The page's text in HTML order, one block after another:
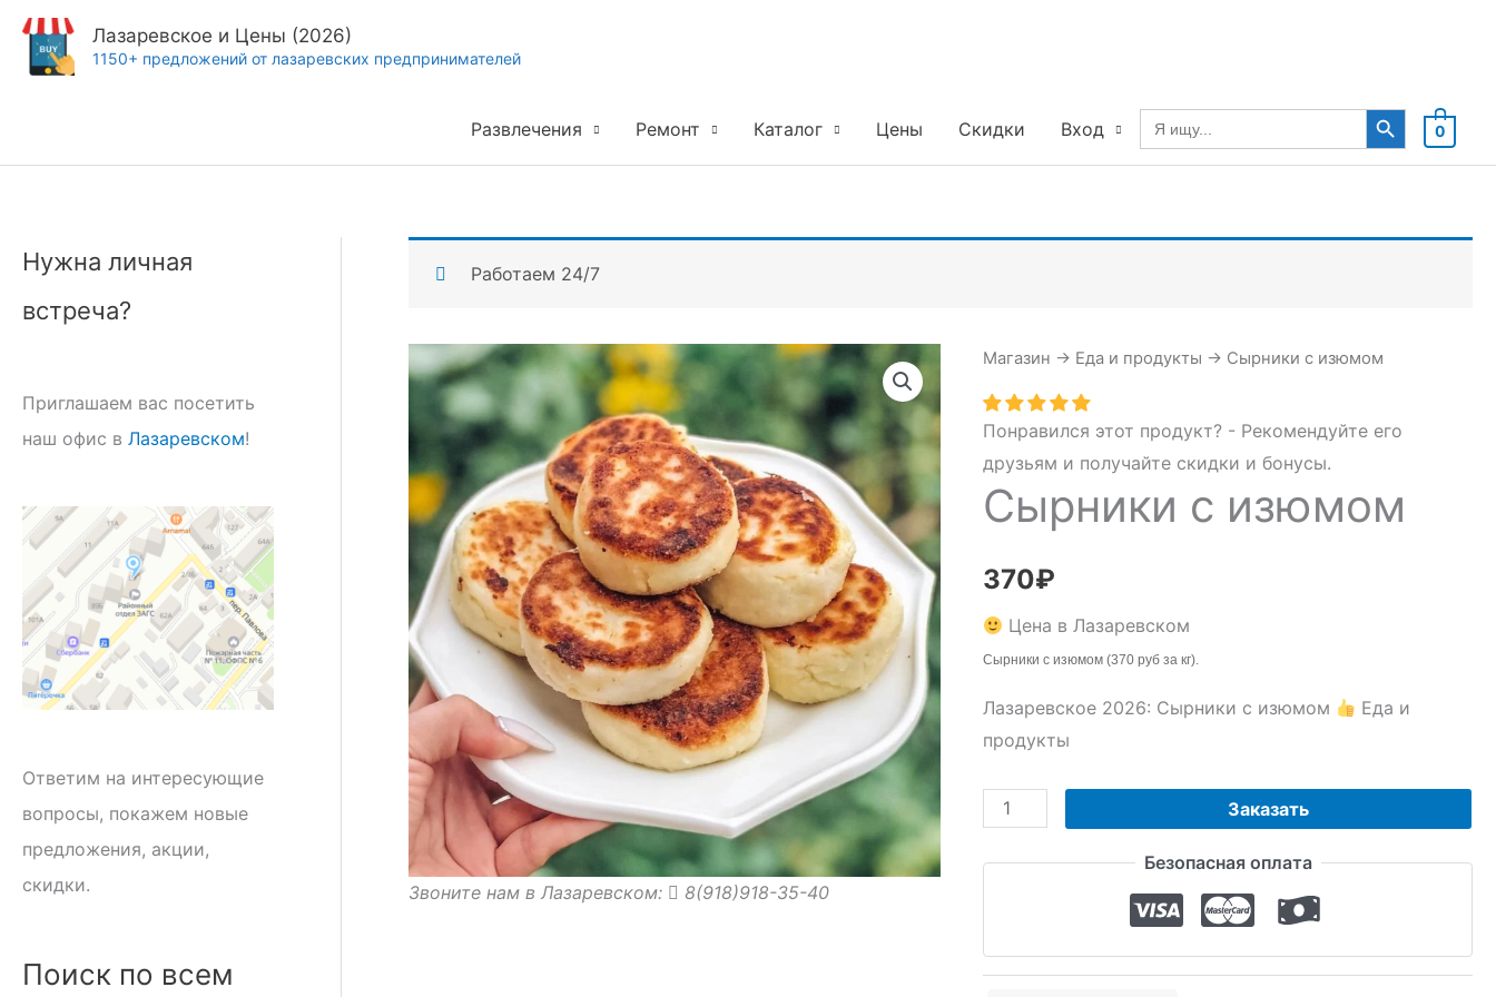
Перейти
содержимому
Лазаревское и Цены (2026)
1150+ предложений от лазаревских предпринимателей
Развлечения Ремонт Каталог Цены Скидки Вход
Search
for:
Search Button
0
Нужна личная
встреча?
Приглашаем вас посетить
наш офис в Лазаревском!
Ответим на интересующие
вопросы, покажем новые
предложения, акции,
скидки.
Поиск по всем
Работаем 24/7
Звоните нам в Лазаревском: 8(918)918-35-40
Магазин → Еда и продукты → Сырники с изюмом
Понравился этот продукт? - Рекомендуйте его
друзьям и получайте скидки и бонусы.
Сырники с изюмом
370₽
Цена в Лазаревском
Сырники с изюмом (370 руб за кг).
Лазаревское 2026: Сырники с изюмом
Еда и
продукты
Количество
товара
Сырники
Заказать
Безопасная оплата